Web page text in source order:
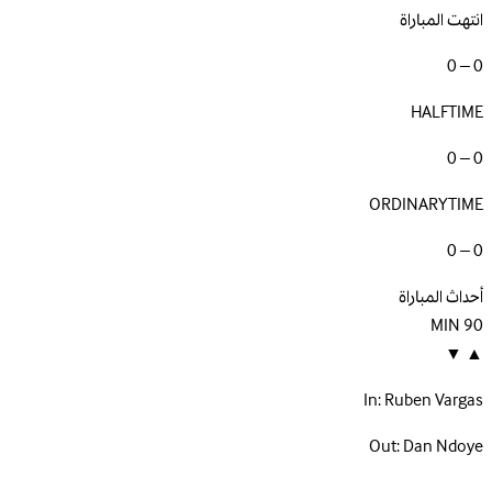
انتهت المباراة
0 – 0
HALFTIME
0 – 0
ORDINARYTIME
0 – 0
أحداث المباراة
90
MIN
▲
▼
In:Ruben Vargas
Out:Dan Ndoye